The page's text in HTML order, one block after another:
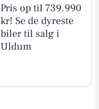
Pris op til 739.990
kr! Se de dyreste
biler til salg i
Uldum